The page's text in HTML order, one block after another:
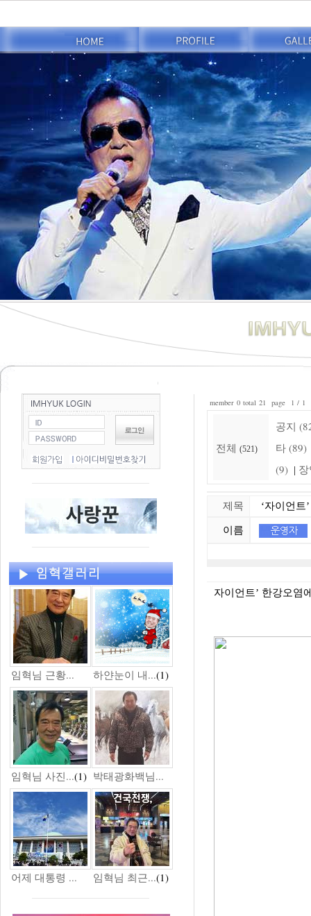
임혁님 근황... 하얀눈이 내...(1)
임혁님 사진...(1) 박태광화백님...
어제 대통령 ... 임혁님 최근...(1)
member 0 total 21 page 1 / 1
전체 (521)
공지
타 (89)
(9) |
제목 ‘자이언트
이름
자이언트’ 한강오염